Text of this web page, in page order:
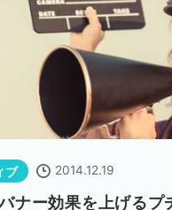
ブ 2014.12.19
ナー効果を上げるプ